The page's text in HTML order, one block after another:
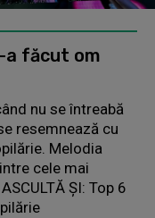
a făcut om
nu se întreabă
resemnează cu
Melodia
cele mai
ȘI: Top 6